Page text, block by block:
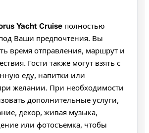
Yacht Cruise полностью
Ваши предпочтения. Вы
время отправления, маршрут и
Гости также могут взять с
еду, напитки или
желании. При необходимости
дополнительные услуги,
декор, живая музыка,
или фотосъемка, чтобы